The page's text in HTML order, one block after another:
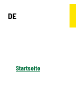
DE
Startseite